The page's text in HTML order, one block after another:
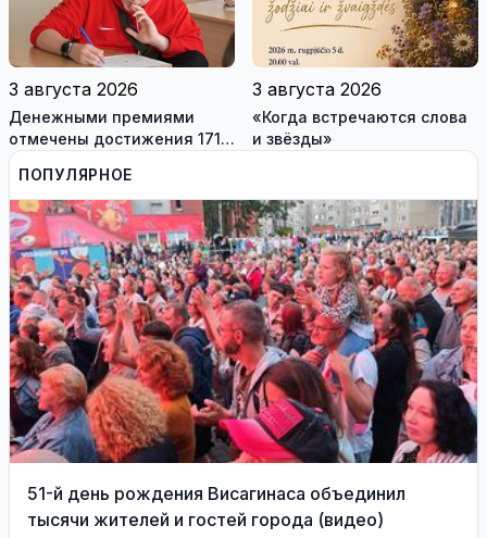
3 августа 2026
Денежными премиями
отмечены достижения 171
висагинского школьника и
трех педагогов
3 августа 2026
«Когда встречаются слова
и звёзды»
ПОПУЛЯРНОЕ
51-й день рождения Висагинаса объединил
тысячи жителей и гостей города (видео)